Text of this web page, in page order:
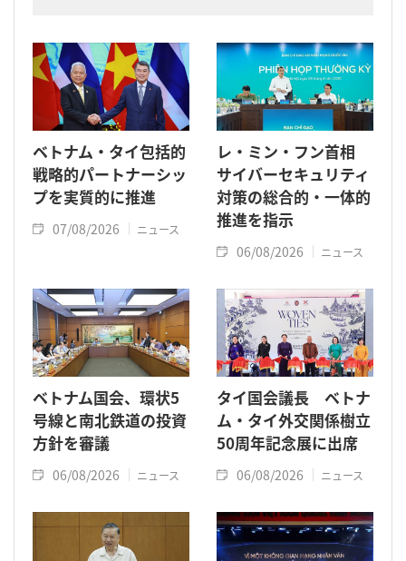
ベトナム・タイ包括的
戦略的パートナーシッ
プを実質的に推進
07/08/2026 ニュース
レ・ミン・フン首相
サイバーセキュリティ
対策の総合的・一体的
推進を指示
06/08/2026 ニュース
ベトナム国会、環状5
号線と南北鉄道の投資
方針を審議
06/08/2026 ニュース
タイ国会議長 ベトナ
ム・タイ外交関係樹立
50周年記念展に出席
06/08/2026 ニュース